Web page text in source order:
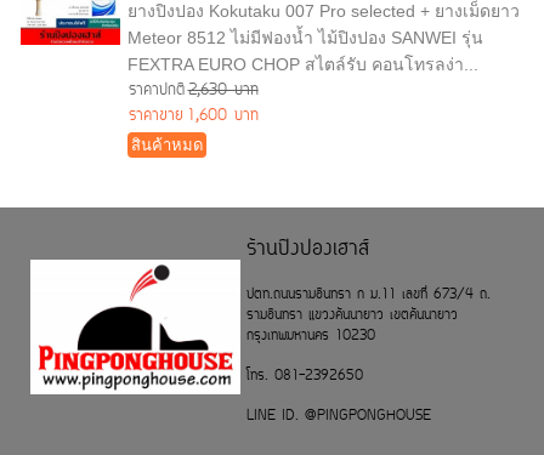
ยางปิงปอง Kokutaku 007 Pro selected + ยางเม็ดยาว
Meteor 8512 ไม่มีฟองน้ำ ไม้ปิงปอง SANWEI รุ่น
FEXTRA EURO CHOP สไตล์รับ คอนโทรลง่า...
ราคาปกติ2,630 บาท
ราคาขาย 1,600 บาท
สินค้าหมด
ร้านปิงปองเฮาส์
ปตท.ถนนรามอินทรา ก ม.11 เลขที่ 673/4 ถ.
รามอินทรา แขวงคันนายาว เขตคันนายาว
กรุงเทพมหานคร 10230
โทร. 081-2392650
LINE ID. @PINGPONGHOUSE